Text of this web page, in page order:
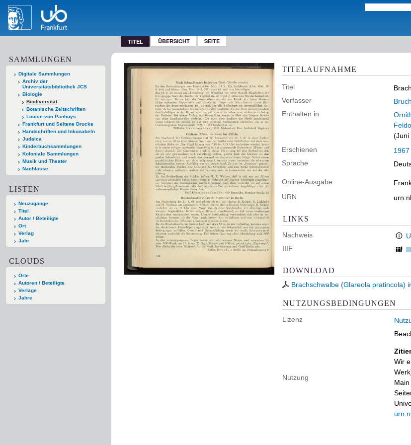
TITEL ÜBERSICHT SEITE
SAMMLUNGEN
Digitale Sammlungen
Archiv der
Universitätsbibliothek JCS
Biologie
Biodiversität
Botanische Zeitschriften
Louise von Panhuys
Frankfurt und Seltene Drucke
Handschriften und Inkunabeln
Judaica
Kinderbuchsammlungen
Koloniale Sammlungen
Musik und Theater
Nachlässe
LISTEN
Neuzugänge
Titel
Autor / Beteiligte
Ort
Verlag
Jahr
CLOUDS
Orte
Autoren / Beteiligte
Verlage
Jahre
TITELAUFNAHME
Titel
Verfasser
Enthalten in
(Juni
Erschienen
1967
Sprache
Online-Ausgabe
URN
LINKS
Nachweis
IIIF
DOWNLOAD
Brachschwalbe (Glareola pratincola)
NUTZUNGSBEDINGUNGEN
Lizenz
Nutzung
Wir